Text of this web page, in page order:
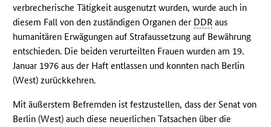
verbrecherische Tätigkeit ausgenutzt wurden, wurde auch in
diesem Fall von den zuständigen Organen der DDR aus
humanitären Erwägungen auf Strafaussetzung auf Bewährung
entschieden. Die beiden verurteilten Frauen wurden am 19.
Januar 1976 aus der Haft entlassen und konnten nach Berlin
(West) zurückkehren.
Mit äußerstem Befremden ist festzustellen, dass der Senat von
Berlin (West) auch diese neuerlichen Tatsachen über die